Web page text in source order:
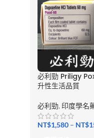
必利勁 Priligy
升性生活品質
必利勁, 印度學名
NT$1,580 – NT$